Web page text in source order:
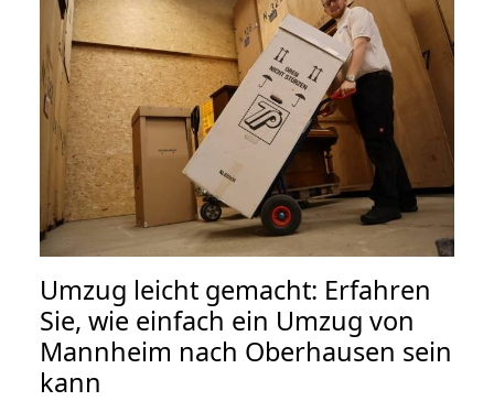
Umzug leicht gemacht: Erfahren
Sie, wie einfach ein Umzug von
Mannheim nach Oberhausen sein
kann